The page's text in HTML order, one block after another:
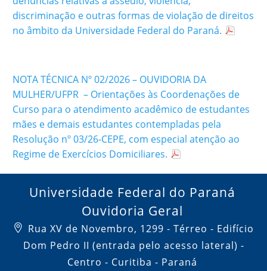
discriminação e outras formas de violação de direitos
no âmbito da Universidade Federal do Paraná.
NOTA TÉCNICA Nº 02/2026 – OUVIDORIA DA
MULHER/UFPR – Orientações às Coordenações de
Curso para o atendimento acadêmico de estudantes
mães e demais estudantes contempladas pela
Resolução nº 03/26-CEPE, com especial atenção ao
Regime de Exercícios Domiciliares.
Universidade Federal do Paraná
Ouvidoria Geral
Rua XV de Novembro, 1299 - Térreo - Edifício
Dom Pedro II (entrada pelo acesso lateral) -
Centro - Curitiba - Paraná